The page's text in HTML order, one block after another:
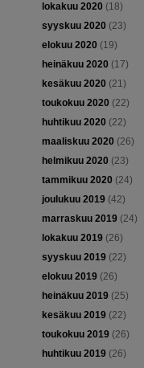
lokakuu 2020 (18)
syyskuu 2020 (23)
elokuu 2020 (19)
heinäkuu 2020 (17)
kesäkuu 2020 (21)
toukokuu 2020 (22)
huhtikuu 2020 (22)
maaliskuu 2020 (26)
helmikuu 2020 (23)
tammikuu 2020 (24)
joulukuu 2019(42)
marraskuu 2019(24)
lokakuu 2019(26)
syyskuu 2019(22)
elokuu 2019(26)
heinäkuu 2019(25)
kesäkuu 2019(22)
toukokuu 2019(26)
huhtikuu 2019(26)